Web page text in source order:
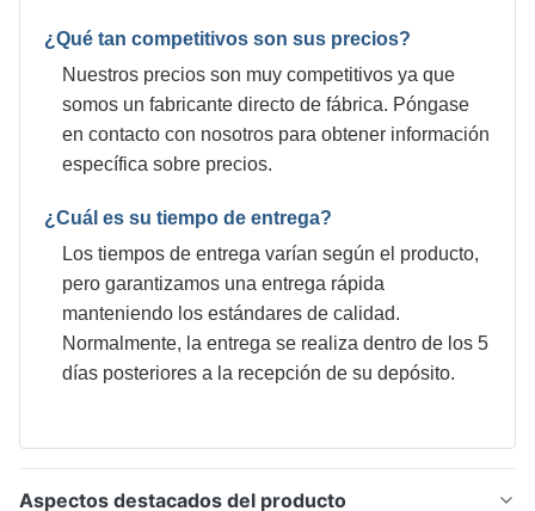
¿Qué tan competitivos son sus precios?
Nuestros precios son muy competitivos ya que
somos un fabricante directo de fábrica. Póngase
en contacto con nosotros para obtener información
específica sobre precios.
¿Cuál es su tiempo de entrega?
Los tiempos de entrega varían según el producto,
pero garantizamos una entrega rápida
manteniendo los estándares de calidad.
Normalmente, la entrega se realiza dentro de los 5
días posteriores a la recepción de su depósito.
Aspectos destacados del producto